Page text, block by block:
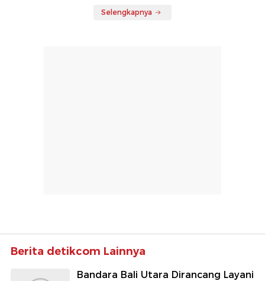
Selengkapnya
Berita detikcom Lainnya
Bandara Bali Utara Dirancang Layani